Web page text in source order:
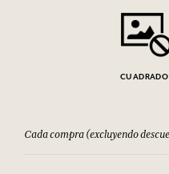
CUADRADO
Consulta nuestros T&C